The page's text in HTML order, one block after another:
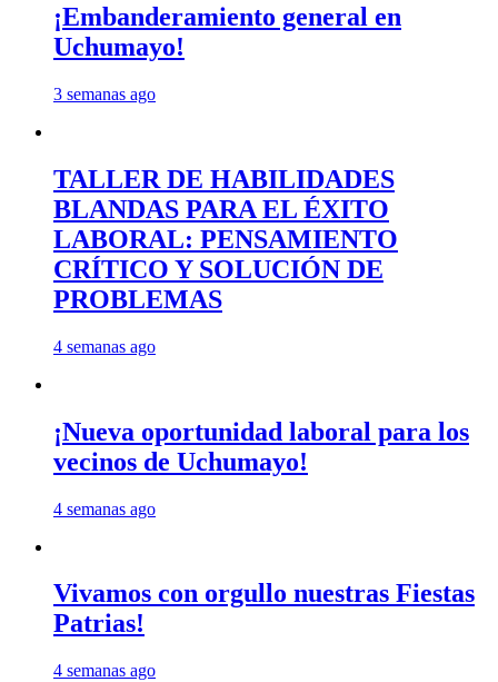
¡Embanderamiento general en
Uchumayo!
3 semanas ago
TALLER DE HABILIDADES
BLANDAS PARA EL ÉXITO
LABORAL: PENSAMIENTO
CRÍTICO Y SOLUCIÓN DE
PROBLEMAS
4 semanas ago
¡Nueva oportunidad laboral para los
vecinos de Uchumayo!
4 semanas ago
Vivamos con orgullo nuestras Fiestas
Patrias!
4 semanas ago